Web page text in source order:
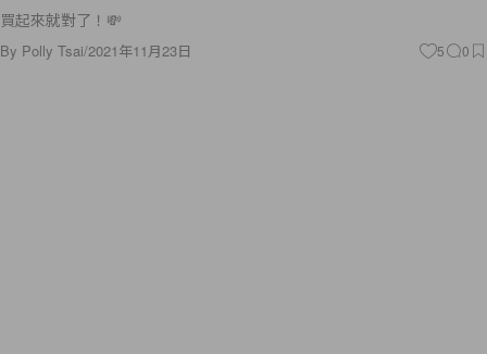
ByPolly Tsai/2021年11月23日